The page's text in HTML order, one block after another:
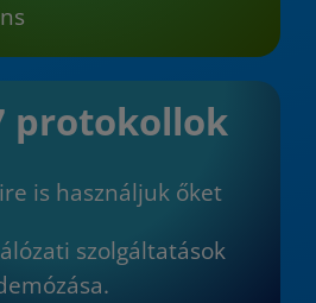
protokollok
is használjuk őket
szolgáltatások